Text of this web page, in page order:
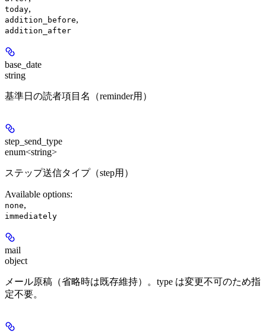
today,
addition_before,
addition_after
base_date
string
基準日の読者項目名（reminder用）
step_send_type
enum<string>
ステップ送信タイプ（step用）
Available options:
none,
immediately
mail
object
メール原稿（省略時は既存維持）。type は変更不可のため指
定不要。